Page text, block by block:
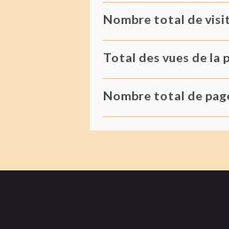
Nombre total de
Total des vues de la
Nombre total de